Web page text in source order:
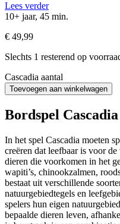
Lees verder
10+ jaar, 45 min.
€ 49,99
Slechts 1 resterend op
Cascadia aantal
Toevoegen aan winkelwagen
Bordspel Cascadia
In het spel Cascadia moeten
creëren dat leefbaar is voor
dieren die voorkomen in het
wapiti’s, chinookzalmen,
bestaat uit verschillende
natuurgebiedtegels en
spelers hun eigen
bepaalde dieren leven,